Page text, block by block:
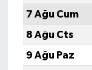
7 Ağu Cum
8 Ağu Cts
9 Ağu Paz